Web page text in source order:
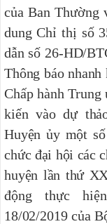
của Ban Thường
dung Chỉ thị số
dẫn số 26-HD/
Thông báo
Chấp hành
kiến vào dự
Huyện ủy một
chức đại hội các
huyện lần thứ
động thực
18/02/2019 của